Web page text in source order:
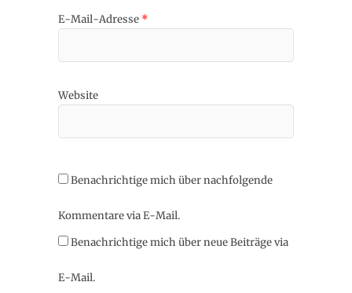
E-Mail-Adresse *
Website
Benachrichtige mich über nachfolgende
Kommentare via E-Mail.
Benachrichtige mich über neue Beiträge via
E-Mail.